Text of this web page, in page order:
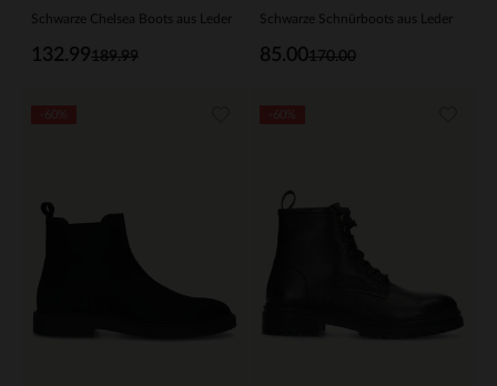
Schwarze Chelsea Boots aus Leder
189.99
132.99
Schwarze Schnürboots aus Leder
170.00
85.00